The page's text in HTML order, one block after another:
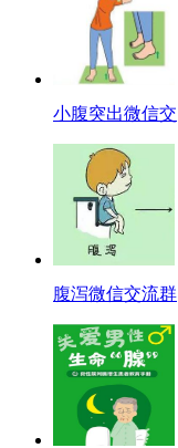
小腹突出微信交
腹泻微信交流群